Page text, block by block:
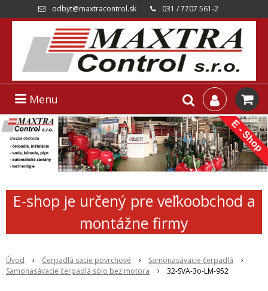
odbyt@maxtracontrol.sk 031 / 7707 561-2
Menu
E-shop je určený pre veľkoobchod a
montážne firmy
Úvod Čerpadlá sacie povrchové
Samonasávacie čerpadlá
Samonasávacie čerpadlá sólo bez motora
32-SVA-3o-LM-952